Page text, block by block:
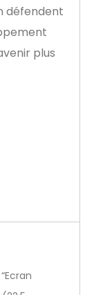
défendent
plus